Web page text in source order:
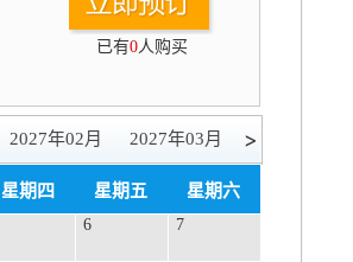
已有0人购买
2027年02月 2027年03月 >
星期四 星期五 星期六
6 7